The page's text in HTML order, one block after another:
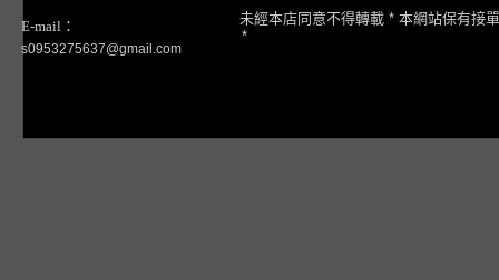
E-mail：
s0953275637@gmail.com
未經本店同意不得轉載 * 本網站保有接
*